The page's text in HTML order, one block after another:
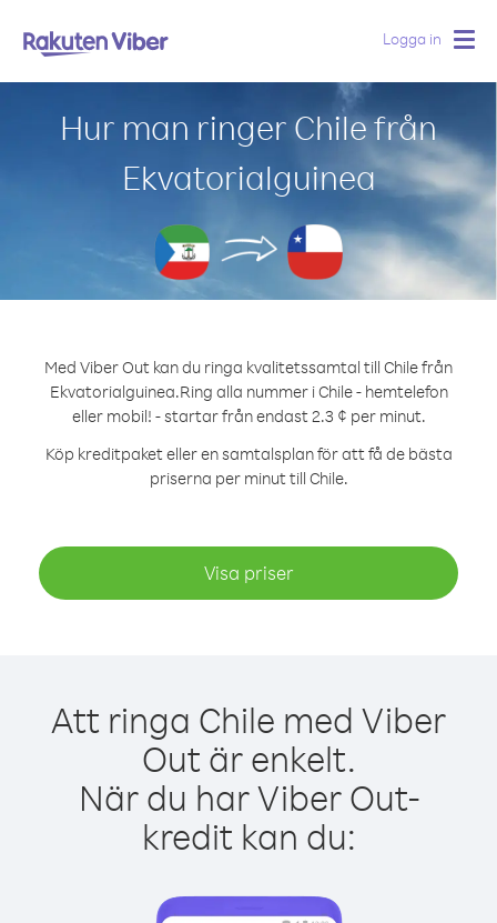
Logga in
Hur man ringer Chile från
Ekvatorialguinea
Med Viber Out kan du ringa kvalitetssamtal till Chile från
Ekvatorialguinea.Ring alla nummer i Chile - hemtelefon
eller mobil! - startar från endast 2.3 ¢ per minut.
Köp kreditpaket eller en samtalsplan för att få de bästa
priserna per minut till Chile.
Visa priser
Att ringa Chile med Viber
Out är enkelt.
När du har Viber Out-
kredit kan du: